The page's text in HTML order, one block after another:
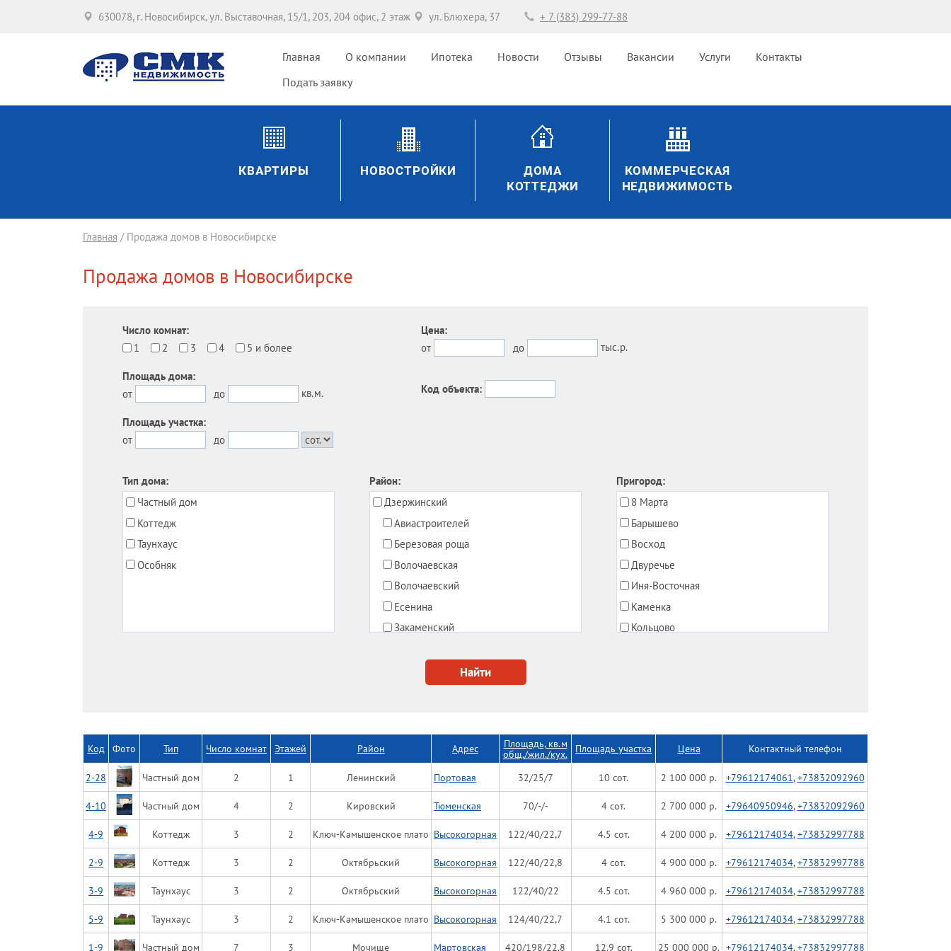
630078, г. Новосибирск, ул. Выставочная, 15/1, 203, 204 офис, 2 этаж ул. Блюхера, 37 + 7 (383) 299-77-88
Главная О компании Ипотека Новости Отзывы Вакансии Услуги
Контакты
Подать заявку
КВАРТИРЫ НОВОСТРОЙКИ
ДОМА
КОТТЕДЖИ
КОММЕРЧЕСКАЯ
НЕДВИЖИМОСТЬ
Главная / Продажа домов в Новосибирске
Продажа домов в Новосибирске
Число комнат:
1
2 3 4 5 и более
Площадь дома:
от
до кв.м.
Площадь участка:
от
до
Цена:
от
до тыс.р.
Код объекта:
Тип дома:
Частный дом
Коттедж
Таунхаус
Особняк
Район:
Дзержинский
Авиастроителей
Березовая роща
Волочаевская
Волочаевский
Есенина
Закаменский
Сад Дзержинского
Фрунзенский
Железнодорожный
Вокзал
Нарымский сквер
Прибрежный
Тихий центр
Фабричный
Челюскинский
Заельцовский
Пригород:
8 Марта
Барышево
Восход
Двуречье
Иня-Восточная
Каменка
Кольцово
Марусино
Матвеевка
Мочище
Новолуговое
Приобский
Раздольное
Садовый
Толмачево
Тулинский
Найти
Код Фото Тип Число комнат Этажей Район Адрес Площадь, кв.м
общ./жил./кух. Площадь участка Цена Контактный телефон
2-28 Частный дом 2 1 Ленинский Портовая 32/25/7 10 сот. 2 100 000 р. +79612174061,+73832092960
4-10 Частный дом 4 2 Кировский Тюменская 70/-/- 4 сот. 2 700 000 р. +79640950946,+73832092960
4-9 Коттедж 3 2 Ключ-Камышенское плато Высокогорная 122/40/22,7 4.5 сот. 4 200 000 р. +79612174034,+73832997788
2-9 Коттедж 3 2 Октябрьский Высокогорная 122/40/22,8 4 сот. 4 900 000 р. +79612174034,+73832997788
3-9 Таунхаус 3 2 Октябрьский Высокогорная 122/40/22 4.5 сот. 4 960 000 р. +79612174034,+73832997788
5-9 Таунхаус 3 2 Ключ-Камышенское плато Высокогорная 124/40/22,7 4.1 сот. 5 300 000 р. +79612174034,+73832997788
1-9 Частный дом 7 3 Мочище Мартовская 420/198/22,8 12.9 сот. 25 000 000 р. +79612174034,+73832997788